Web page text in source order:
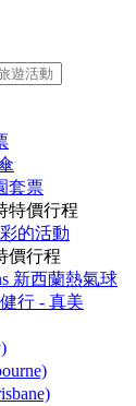
套票
特價行程
的活動
價行程
新西蘭熱氣球
行 - 真美